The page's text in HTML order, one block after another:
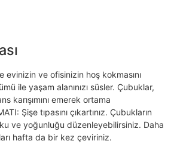
ve ofisinizin hoş kokmasını
ile yaşam alanınızı süsler. Çubuklar,
karışımını emerek ortama
Şişe tıpasını çıkartınız. Çubukların
ve yoğunluğu düzenleyebilirsiniz. Daha
hafta da bir kez çeviriniz.